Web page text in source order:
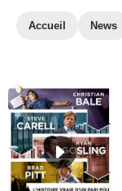
Accueil News